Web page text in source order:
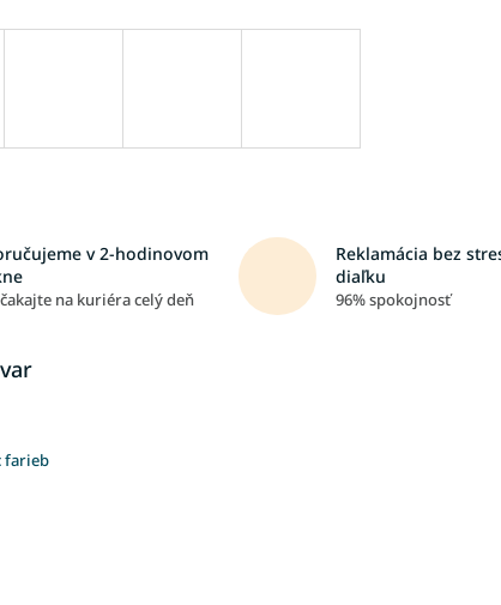
v 2-hodinovom
na kuriéra celý deň
Reklamácia bez
diaľku
96% spokojnosť
farieb